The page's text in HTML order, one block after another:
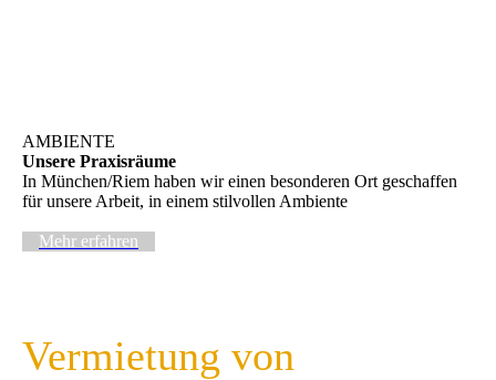
AMBIENTE
Unsere Praxisräume
In München/Riem haben wir einen besonderen Ort geschaffen
für unsere Arbeit, in einem stilvollen Ambiente
Mehr erfahren
Vermietung von